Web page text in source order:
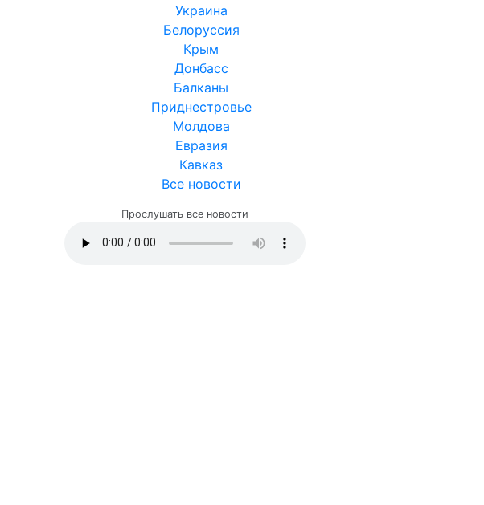
Украина
Белоруссия
Крым
Донбасс
Балканы
Приднестровье
Молдова
Евразия
Кавказ
Все новости
Прослушать все новости